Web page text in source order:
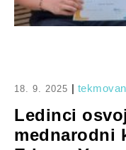
18. 9. 2025 |
Ledinci
mednarodni